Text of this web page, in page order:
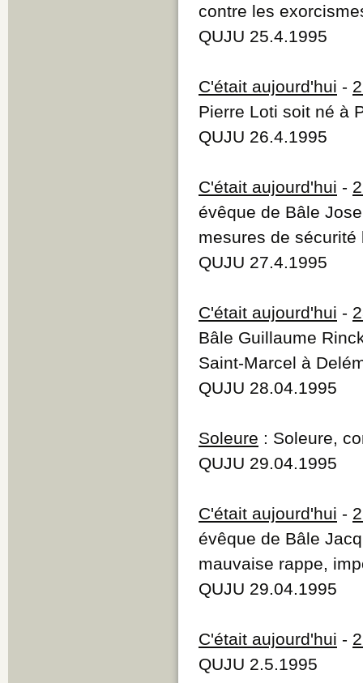
contre les
QUJU 25.4.1995
C'était aujourd'hui -
Pierre Loti soit né à
QUJU 26.4.1995
C'était aujourd'hui -
évêque de Bâle
mesures de
QUJU 27.4.1995
C'était aujourd'hui -
Bâle Guillaume
Saint-Marcel à
QUJU 28.04.1995
Soleure : Soleure,
QUJU 29.04.1995
C'était aujourd'hui -
évêque de Bâle
mauvaise rappe,
QUJU 29.04.1995
C'était aujourd'hui -
QUJU 2.5.1995